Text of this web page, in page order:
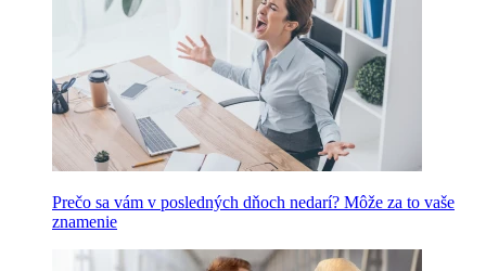
Prečo sa vám v posledných dňoch nedarí? Môže za to vaše
znamenie